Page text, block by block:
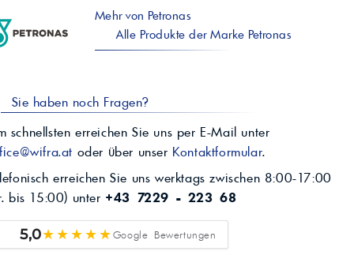
Mehr von Petronas
Alle Produkte der Marke Petronas
Sie haben noch Fragen?
schnellsten erreichen Sie uns per E-Mail unter
oder über unser Kontaktformular.
erreichen Sie uns werktags zwischen 8:00-17:00
bis 15:00) unter +43 7229 - 223 68
5,0★★★★★Google Bewertungen